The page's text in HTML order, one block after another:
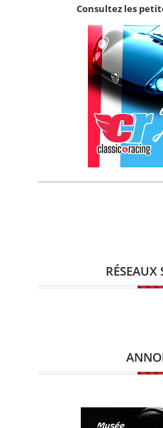
Consultez les
RÉSEAUX